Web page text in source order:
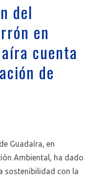
del
en
cuenta
de
Guadaíra, en
Ambiental, ha dado
sostenibilidad con la